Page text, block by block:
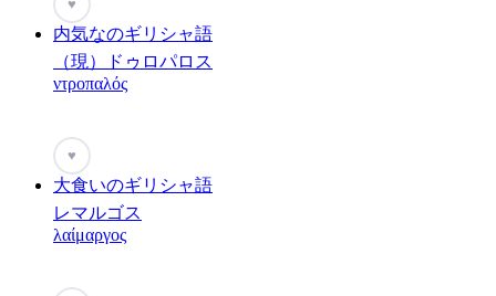
♥
内気なのギリシャ語
（現）ドゥロパロス
ντροπαλός
♥
大食いのギリシャ語
レマルゴス
λαίμαργος